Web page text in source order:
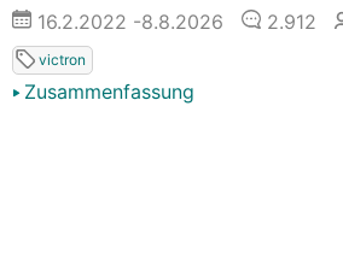
16.2.2022 -8.8.2026 2.912
victron
Zusammenfassung